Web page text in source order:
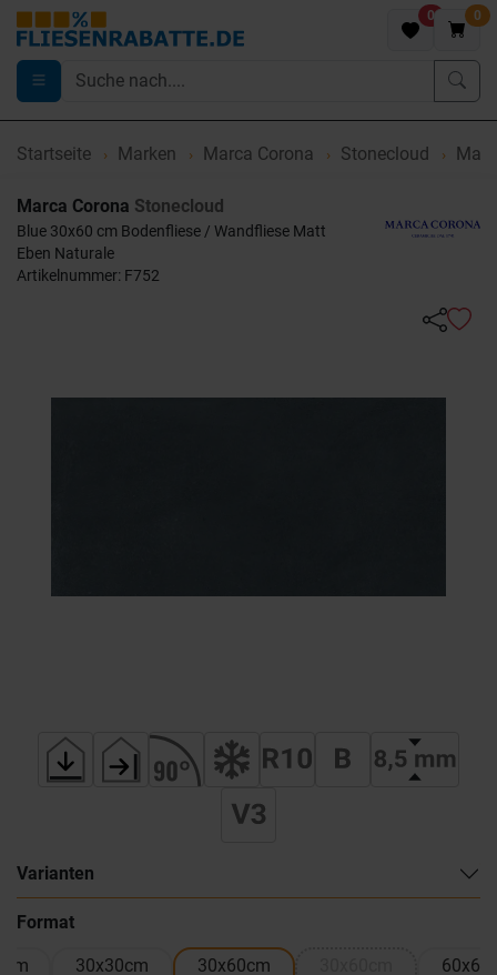
0 0
Startseite Marken Marca Corona Stonecloud
Marca Corona Stonecloud
Blue 30x60 cm Bodenfliese / Wandfliese Matt
Eben Naturale
Artikelnummer: F752
Varianten
Format
30x30cm 30x60cm